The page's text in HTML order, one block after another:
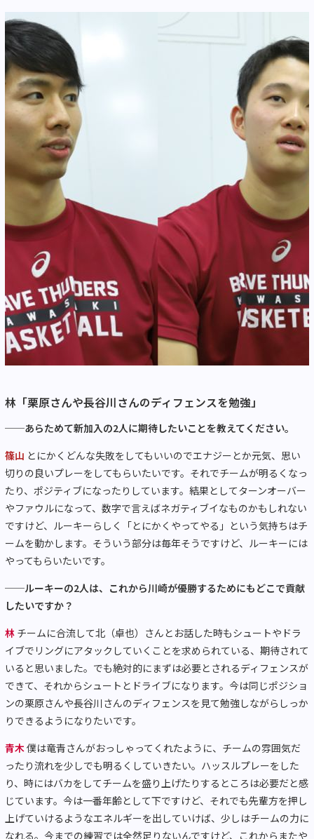
林「栗原さんや長谷川さんのディフェンスを勉強」
──あらためて新加入の2人に期待したいことを教えてください。
篠山 とにかくどんな失敗をしてもいいのでエナジーとか元気、思い
切りの良いプレーをしてもらいたいです。それでチームが明るくなっ
たり、ポジティブになったりしています。結果としてターンオーバー
やファウルになって、数字で言えばネガティブイなものかもしれない
ですけど、ルーキーらしく「とにかくやってやる」という気持ちはチ
ームを動かします。そういう部分は毎年そうですけど、ルーキーには
やってもらいたいです。
──ルーキーの2人は、これから川崎が優勝するためにもどこで貢献
したいですか？
林 チームに合流して北（卓也）さんとお話した時もシュートやドラ
イブでリングにアタックしていくことを求められている、期待されて
いると思いました。でも絶対的にまずは必要とされるディフェンスが
できて、それからシュートとドライブになります。今は同じポジショ
ンの栗原さんや長谷川さんのディフェンスを見て勉強しながらしっか
りできるようになりたいです。
青木僕は竜青さんがおっしゃってくれたように、チームの雰囲気だ
ったり流れを少しでも明るくしていきたい。ハッスルプレーをした
り、時にはバカをしてチームを盛り上げたりするところは必要だと感
じています。今は一番年齢として下ですけど、それでも先輩方を押し
上げていけるようなエネルギーを出していけば、少しはチームの力に
なれる。今までの練習では全然足りないんですけど、これからまたや